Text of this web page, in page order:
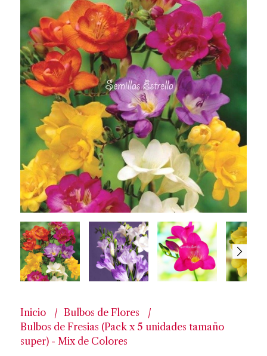
Inicio
Bulbos de Flores
Bulbos de Fresias (Pack x 5 unidades tamaño
super) - Mix de Colores